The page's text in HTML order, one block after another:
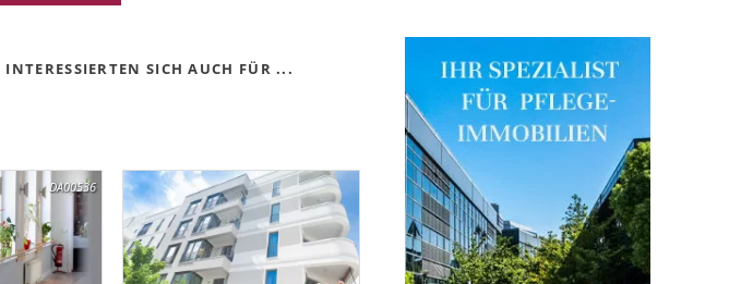
SICH AUCH FÜR ...
DA00536